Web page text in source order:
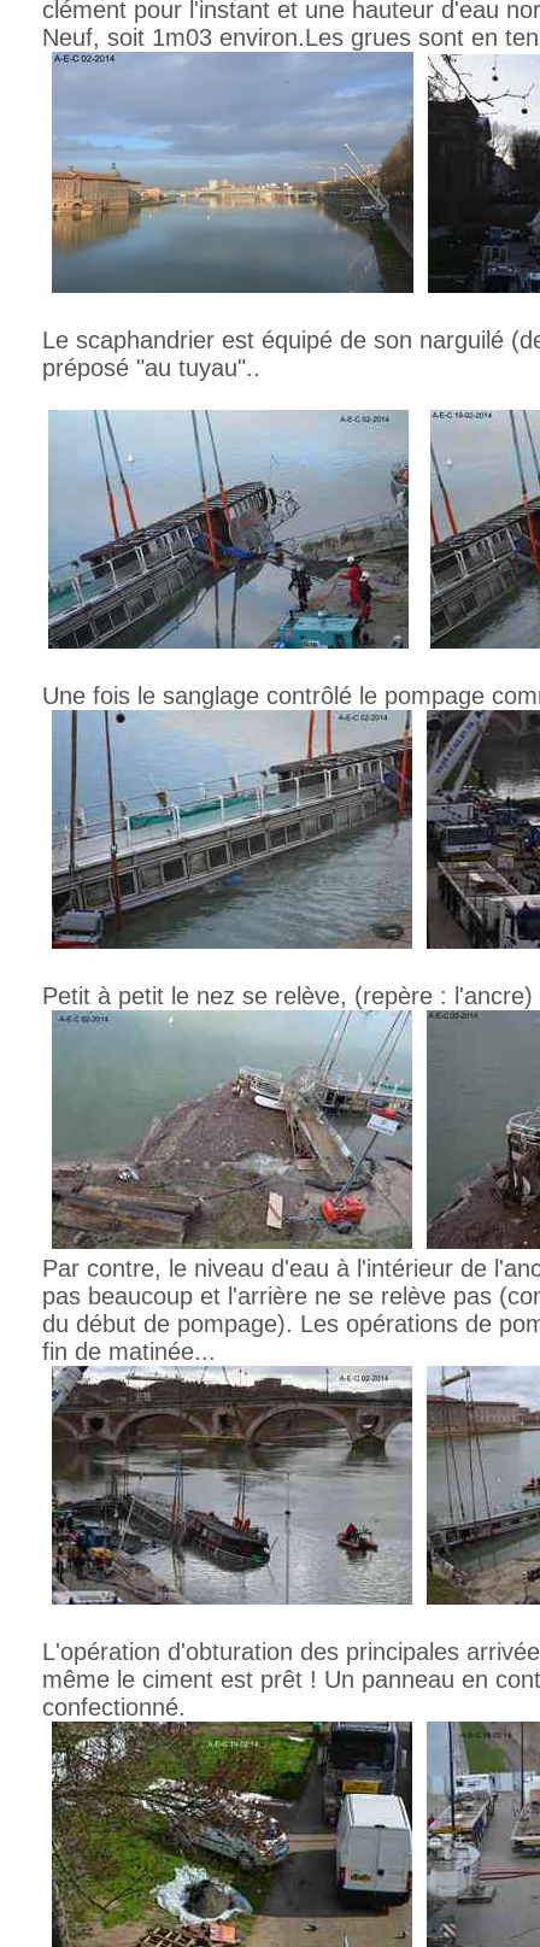
clément pour l'instant et une hauteur d'eau
Neuf, soit 1m03 environ.Les grues sont en
Le scaphandrier est équipé de son narguilé
préposé "au tuyau"..
Une fois le sanglage contrôlé le pompage
Petit à petit le nez se relève, (repère : l'ancre)
Par contre, le niveau d'eau à l'intérieur de
pas beaucoup et l'arrière ne se relève pas
du début de pompage). Les opérations de
fin de matinée...
L'opération d'obturation des principales
même le ciment est prêt ! Un panneau en
confectionné.